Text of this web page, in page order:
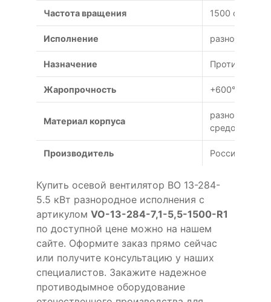
Частота вращения 1500 об/мин
Исполнение разнородное
Назначение
Жаропрочность +600°С (120
Материал корпуса
разнородных
средой)
Производитель Россия
Купить осевой вентилятор ВО 13-284-
5.5 кВт разнородное исполнения с
артикулом VO-13-284-7,1-5,5-1500-R1
по доступной цене можно на нашем
сайте. Оформите заказ прямо сейчас
или получите консультацию у наших
специалистов. Закажите надежное
противодымное оборудование